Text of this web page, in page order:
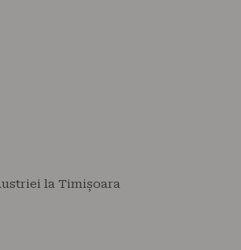
la Timișoara